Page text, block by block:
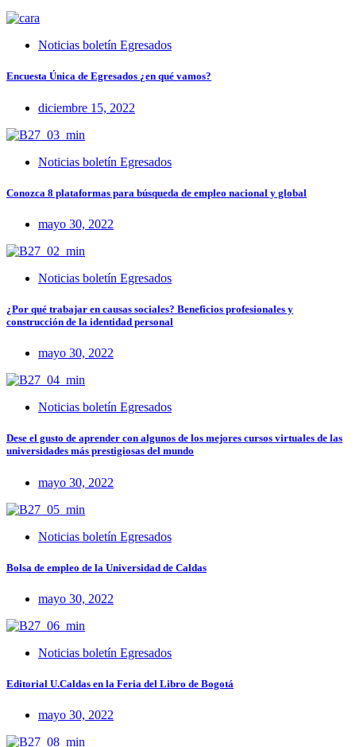
Noticias boletín Egresados
Encuesta Única de Egresados ¿en qué vamos?
diciembre 15, 2022
Noticias boletín Egresados
Conozca 8 plataformas para búsqueda de empleo nacional y global
mayo 30, 2022
Noticias boletín Egresados
¿Por qué trabajar en causas sociales? Beneficios profesionales y
construcción de la identidad personal
mayo 30, 2022
Noticias boletín Egresados
Dese el gusto de aprender con algunos de los mejores cursos virtuales de las
universidades más prestigiosas del mundo
mayo 30, 2022
Noticias boletín Egresados
Bolsa de empleo de la Universidad de Caldas
mayo 30, 2022
Noticias boletín Egresados
Editorial U.Caldas en la Feria del Libro de Bogotá
mayo 30, 2022